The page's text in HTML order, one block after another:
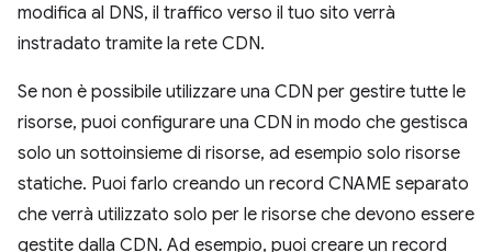
modifica al DNS, il traffico verso il tuo sito verrà
instradato tramite la rete CDN.
Se non è possibile utilizzare una CDN per gestire tutte le
risorse, puoi configurare una CDN in modo che gestisca
solo un sottoinsieme di risorse, ad esempio solo risorse
statiche. Puoi farlo creando un record CNAME separato
che verrà utilizzato solo per le risorse che devono essere
gestite dalla CDN. Ad esempio, puoi creare un record